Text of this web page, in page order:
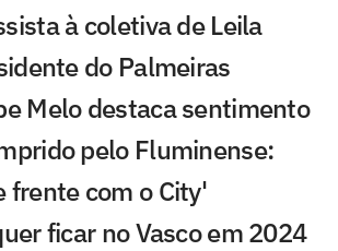
à coletiva de Leila
do Palmeiras
Melo destaca sentimento
pelo Fluminense:
frente com o City'
ficar no Vasco em 2024